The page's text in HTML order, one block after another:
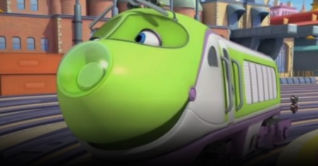
Stacyjkowo